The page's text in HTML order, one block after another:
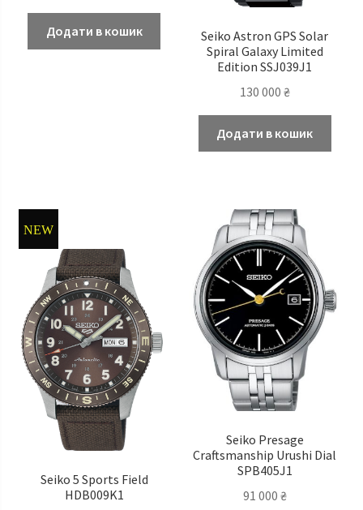
Додати в кошик
Seiko Astron GPS Solar
Spiral Galaxy Limited
Edition SSJ039J1
130 000 ₴
Додати в кошик
NEW
Seiko 5 Sports Field
HDB009K1
Seiko Presage
Craftsmanship Urushi Dial
SPB405J1
91 000 ₴